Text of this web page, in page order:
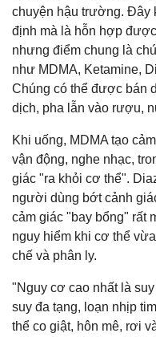
chuyện hậu trường. Đây
định mà là hỗn hợp
nhưng điểm chung là
như MDMA, Ketamine,
Chúng có thể được bán
dịch, pha lẫn vào rượu,
Khi uống, MDMA tạo
vận động, nghe nhạc,
giác "ra khỏi cơ thể".
người dùng bớt cảnh
cảm giác "bay bổng" rất
nguy hiểm khi cơ thể
chế và phân ly.
"Nguy cơ cao nhất là
suy đa tạng, loạn nhịp
thể co giật, hôn mê, rơi